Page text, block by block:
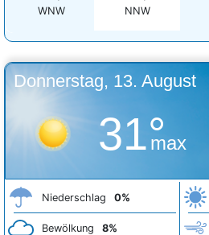
WNW
NNW
Donnerstag, 13. August
31°
max
Niederschlag 0%
Bewölkung 8%